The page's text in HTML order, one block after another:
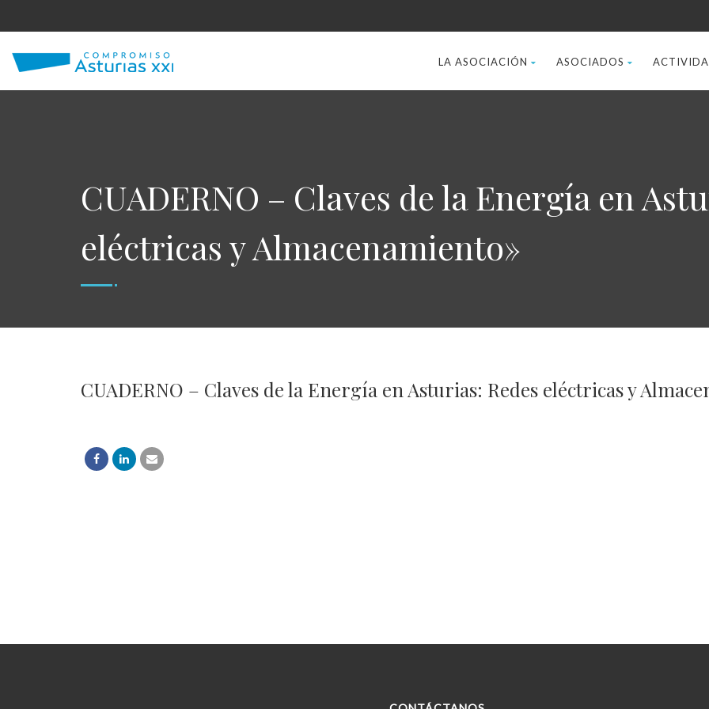
LA ASOCIACIÓN ASOCIADOS
CUADERNO – Claves de la Energía en
eléctricas y Almacenamiento»
CUADERNO – Claves de la Energía en Asturias: Redes eléctricas y